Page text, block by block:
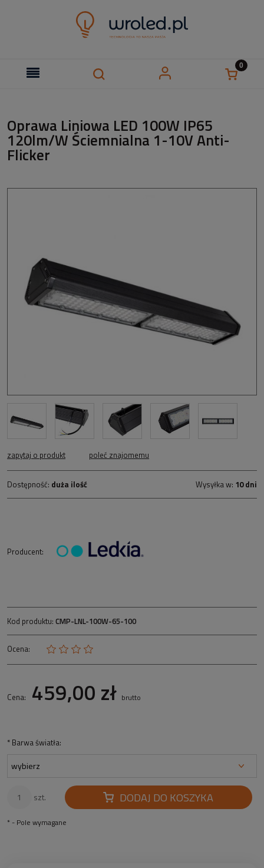
Oprawa Liniowa LED 100W IP65
120lm/W Ściemnialna 1-10V Anti-
Flicker
zapytaj o produkt poleć znajomemu
Dostępność: duża ilość Wysyłka w: 10 dni
Producent:
Kod produktu: CMP-LNL-100W-65-100
Ocena:
Cena: 459,00 zł brutto
* Barwa światła:
szt. DODAJ DO KOSZYKA
* - Pole wymagane